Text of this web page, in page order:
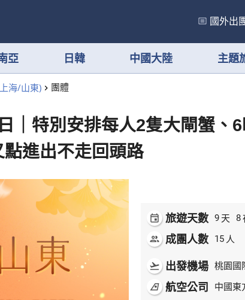
國外出
亞 日韓 中國大陸 主題
海/山東) 團體
｜特別安排每人2隻大閘蟹、
進出不走回頭路
event 旅遊天數 9 天 8
people 成團人數 15 人
flight_takeoff 出發機場 桃園國
airlines 航空公司 中國東